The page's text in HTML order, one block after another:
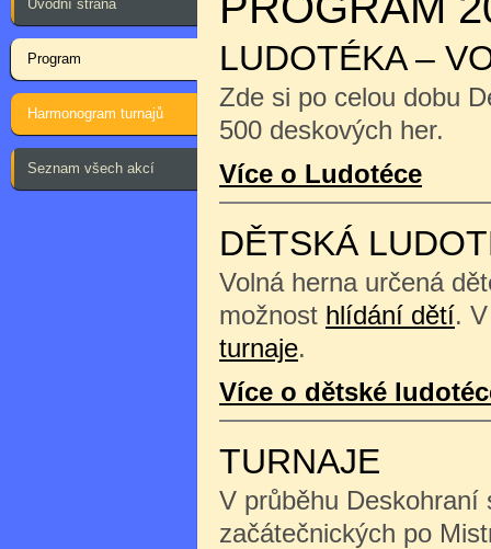
Úvodní strana
Program
Harmonogram turnajů
Seznam všech akcí
LUDOTÉKA –
Zde si po celou dobu
500 deskových her.
Více o Ludotéce
DĚTSKÁ
Volná herna určená
možnost hlídání dětí.
turnaje.
Více o dětské
TURNAJE
V průběhu Deskohraní
začátečnických po